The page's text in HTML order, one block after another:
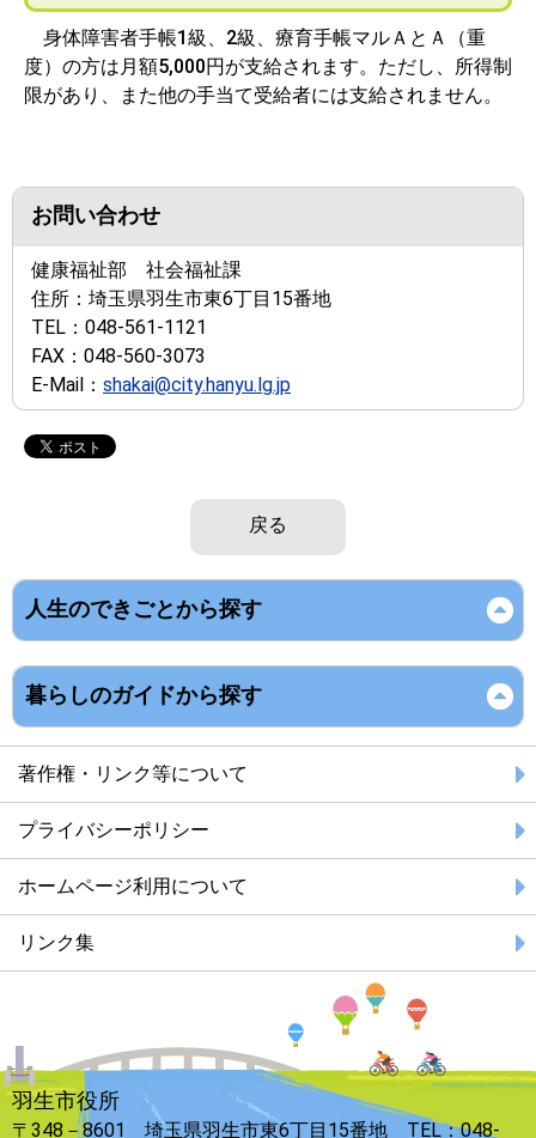
身体障害者手帳1級、2級、療育手帳マルＡとＡ（重
度）の方は月額5,000円が支給されます。ただし、所得制
限があり、また他の手当て受給者には支給されません。
お問い合わせ
健康福祉部 社会福祉課
住所： 埼玉県羽生市東6丁目15番地
TEL： 048-561-1121
FAX： 048-560-3073
E-Mail： shakai@city.hanyu.lg.jp
戻る
人生のできごとから探す
暮らしのガイドから探す
著作権・リンク等について
プライバシーポリシー
ホームページ利用について
リンク集
羽生市役所
〒348－8601 埼玉県羽生市東6丁目15番地 TEL：048-